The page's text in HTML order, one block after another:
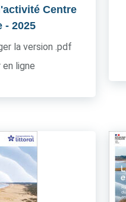
Centre
- 2025
la version .pdf
ligne